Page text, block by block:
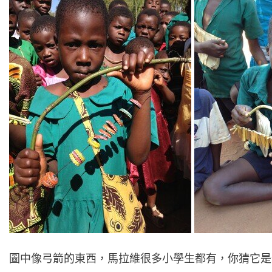
圖中像弓箭的東西，馬拉維很多小學生都有，你猜它